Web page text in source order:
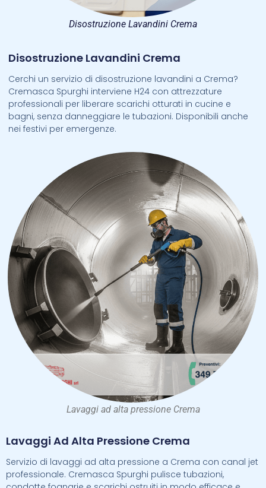
Disostruzione Lavandini Crema
Disostruzione Lavandini Crema
Cerchi un servizio di disostruzione lavandini a Crema?
Cremasca Spurghi interviene H24 con attrezzature
professionali per liberare scarichi otturati in cucine e
bagni, senza danneggiare le tubazioni. Disponibili anche
nei festivi per emergenze.
Lavaggi ad alta pressione Crema
Lavaggi Ad Alta Pressione Crema
Servizio di lavaggi ad alta pressione a Crema con canal jet
professionale. Cremasca Spurghi pulisce tubazioni,